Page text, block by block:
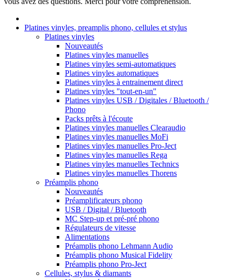
Platines vinyles, preamplis phono, cellules et stylus
Platines vinyles
Nouveautés
Platines vinyles manuelles
Platines vinyles semi-automatiques
Platines vinyles automatiques
Platines vinyles à entrainement direct
Platines vinyles "tout-en-un"
Platines vinyles USB / Digitales / Bluetooth /
Phono
Packs prêts à l'écoute
Platines vinyles manuelles Clearaudio
Platines vinyles manuelles MoFi
Platines vinyles manuelles Pro-Ject
Platines vinyles manuelles Rega
Platines vinyles manuelles Technics
Platines vinyles manuelles Thorens
Préamplis phono
Nouveautés
Préamplificateurs phono
USB / Digital / Bluetooth
MC Step-up et pré-pré phono
Régulateurs de vitesse
Alimentations
Préamplis phono Lehmann Audio
Préamplis phono Musical Fidelity
Préamplis phono Pro-Ject
Cellules, stylus & diamants